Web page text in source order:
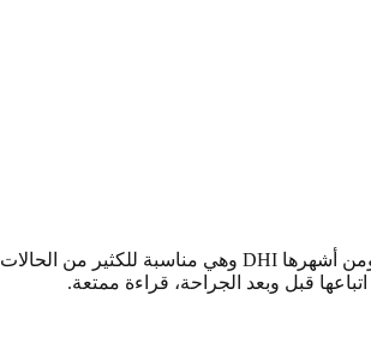
هي عبارة عن إجراء جراحي تعويضي للشعر المفقود بفضل ظروف معينة ولها الكثير من التقنيات المتبعة ومن أشهرها DHI وهي مناسبة للكثير من الحالات
قبل وبعد الجراحة، قراءة ممتعة.